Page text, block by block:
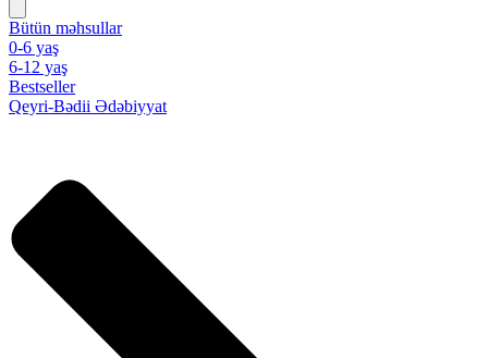
Bütün məhsullar
0-6 yaş
6-12 yaş
Bestseller
Qeyri-Bədii Ədəbiyyat